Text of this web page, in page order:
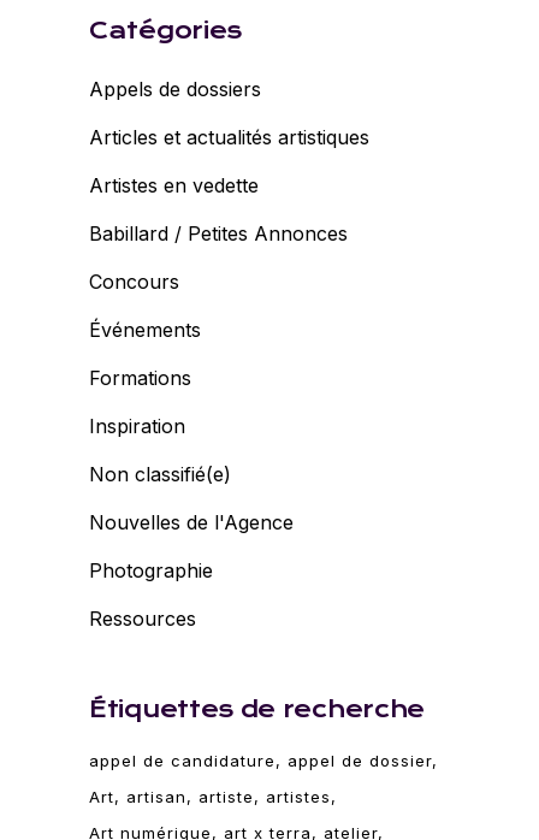
Catégories
Appels de dossiers
Articles et actualités artistiques
Artistes en vedette
Babillard / Petites Annonces
Concours
Événements
Formations
Inspiration
Non classifié(e)
Nouvelles de l'Agence
Photographie
Ressources
Étiquettes de recherche
appel de candidature
appel de dossier
Art
artisan artiste
artistes
Art numérique
art x terra
atelier